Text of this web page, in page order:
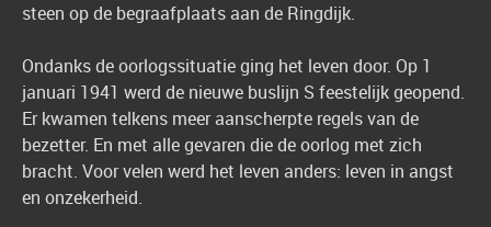
steen op de begraafplaats aan de Ringdijk.
Ondanks de oorlogssituatie ging het leven door. Op 1
januari 1941 werd de nieuwe buslijn S feestelijk geopend.
Er kwamen telkens meer aanscherpte regels van de
bezetter. En met alle gevaren die de oorlog met zich
bracht. Voor velen werd het leven anders: leven in angst
en onzekerheid.